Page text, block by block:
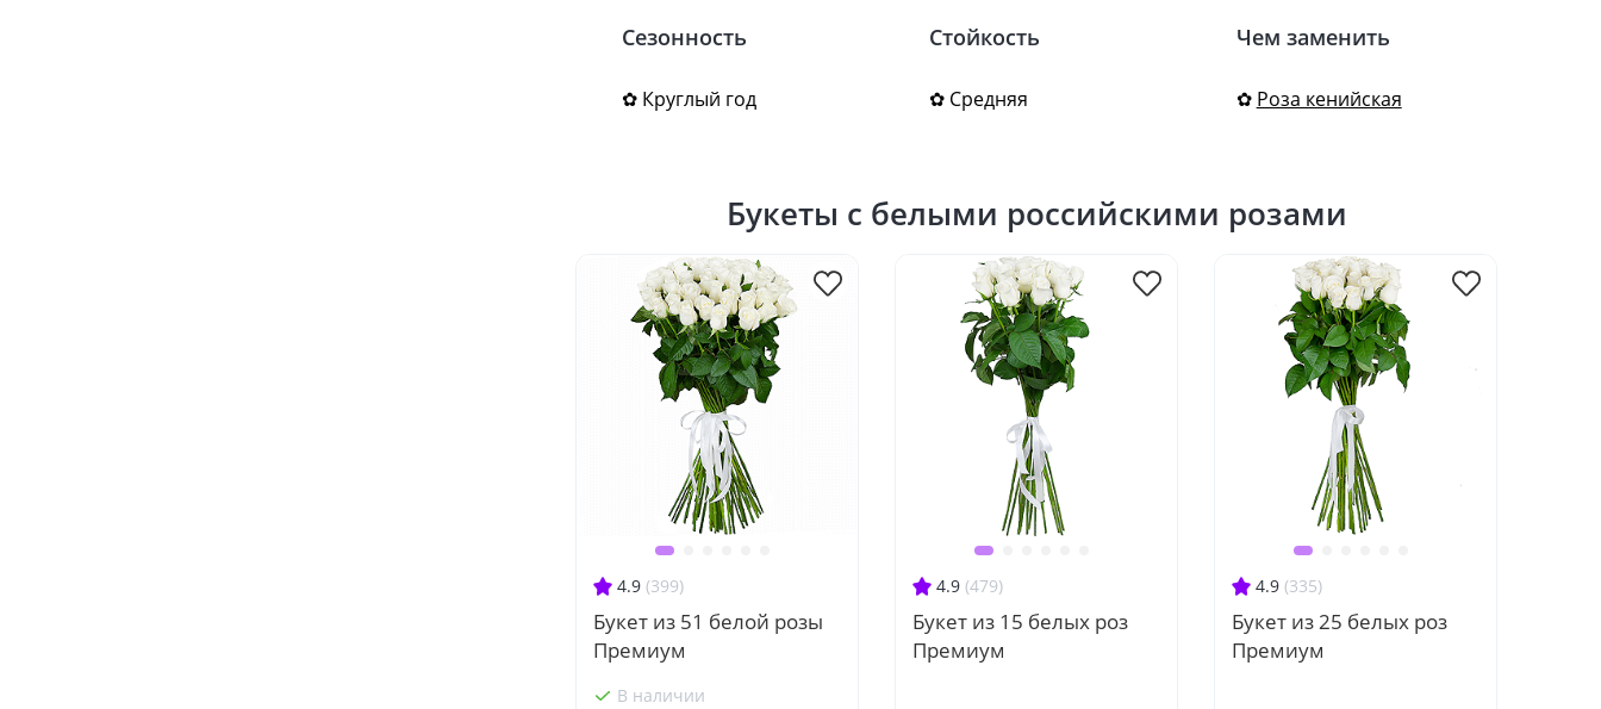
Сезонность
✿ Круглый год
Стойкость
✿ Средняя
Чем заменить
✿ Роза кенийская
Букеты с белыми российскими розами
4.9 (399)
Букет из 51 белой розы
Премиум
В наличии
4.9 (479)
Букет из 15 белых роз
Премиум
4.9 (335)
Букет из 25 белых роз
Премиум